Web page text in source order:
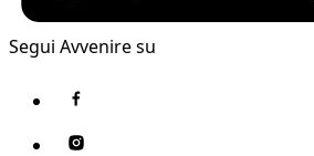
Segui Avvenire su